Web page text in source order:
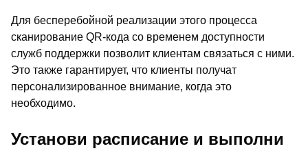
Для бесперебойной реализации этого процесса
сканирование QR-кода со временем доступности
служб поддержки позволит клиентам связаться с ними.
Это также гарантирует, что клиенты получат
персонализированное внимание, когда это
необходимо.
Установи расписание и выполни